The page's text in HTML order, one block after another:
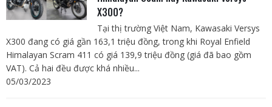
X300?
Tại thị trường Việt Nam, Kawasaki Versys
X300 đang có giá gần 163,1 triệu đồng, trong khi Royal Enfield
Himalayan Scram 411 có giá 139,9 triệu đồng (giá đã bao gồm
VAT). Cả hai đều được khá nhiều...
05/03/2023